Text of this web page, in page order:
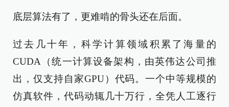
底层算法有了，更难啃的骨头还在后面。
过去几十年，科学计算领域积累了海量的
CUDA（统一计算设备架构，由英伟达公司推
出，仅支持自家GPU）代码。一个中等规模的
仿真软件，代码动辄几十万行，全凭人工逐行